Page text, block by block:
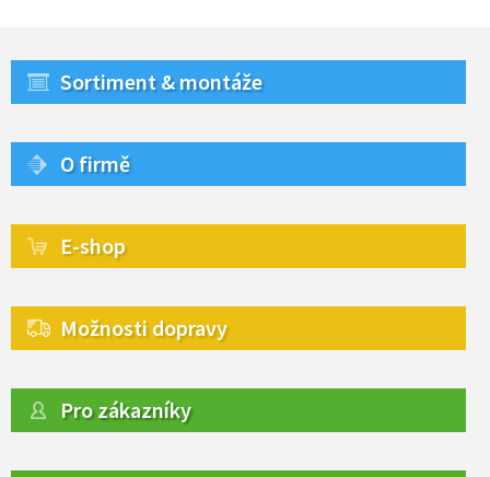
Sortiment & montáže
O firmě
E-shop
Možnosti dopravy
Pro zákazníky